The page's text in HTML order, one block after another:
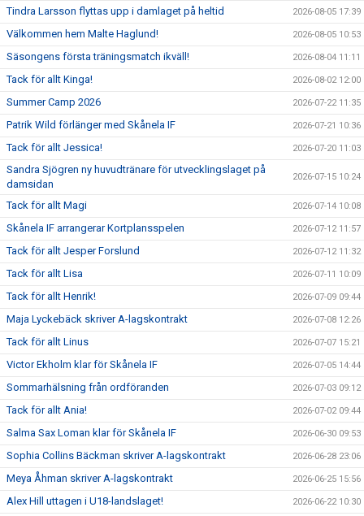
Tindra Larsson flyttas upp i damlaget på heltid 2026-08-05 17:39
Välkommen hem Malte Haglund! 2026-08-05 10:53
Säsongens första träningsmatch ikväll! 2026-08-04 11:11
Tack för allt Kinga! 2026-08-02 12:00
Summer Camp 2026 2026-07-22 11:35
Patrik Wild förlänger med Skånela IF 2026-07-21 10:36
Tack för allt Jessica! 2026-07-20 11:03
Sandra Sjögren ny huvudtränare för utvecklingslaget på
damsidan
2026-07-15 10:24
Tack för allt Magi 2026-07-14 10:08
Skånela IF arrangerar Kortplansspelen 2026-07-12 11:57
Tack för allt Jesper Forslund 2026-07-12 11:32
Tack för allt Lisa 2026-07-11 10:09
Tack för allt Henrik! 2026-07-09 09:44
Maja Lyckebäck skriver A-lagskontrakt 2026-07-08 12:26
Tack för allt Linus 2026-07-07 15:21
Victor Ekholm klar för Skånela IF 2026-07-05 14:44
Sommarhälsning från ordföranden 2026-07-03 09:12
Tack för allt Ania! 2026-07-02 09:44
Salma Sax Loman klar för Skånela IF 2026-06-30 09:53
Sophia Collins Bäckman skriver A-lagskontrakt 2026-06-28 23:06
Meya Åhman skriver A-lagskontrakt 2026-06-25 15:56
Alex Hill uttagen i U18-landslaget! 2026-06-22 10:30